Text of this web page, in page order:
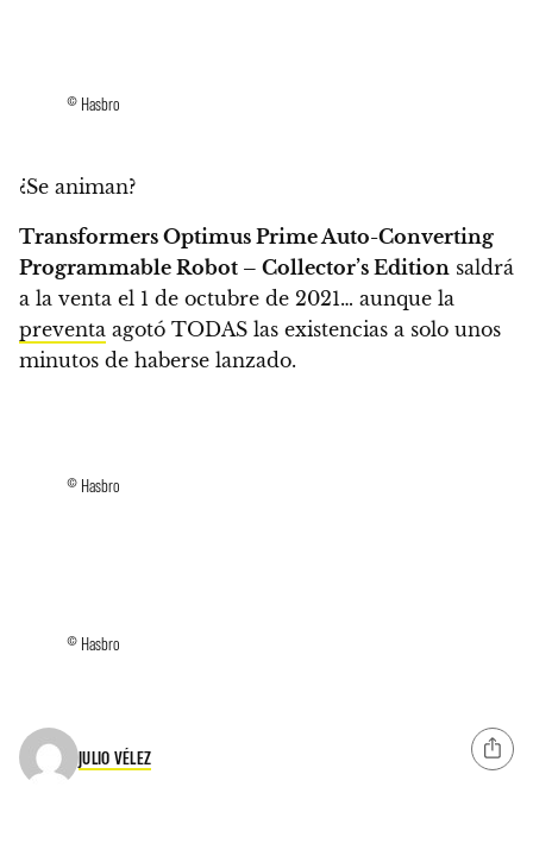
© Hasbro
¿Se animan?
Transformers Optimus Prime Auto-Converting
Programmable Robot – Collector’s Edition saldrá
a la venta el 1 de octubre de 2021… aunque la
preventa agotó TODAS las existencias a solo unos
minutos de haberse lanzado.
© Hasbro
© Hasbro
JULIO VÉLEZ